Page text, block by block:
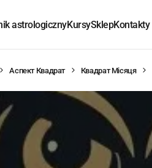
astrologicznyKursySklepKontakty
Аспект Квадрат Квадрат Місяця